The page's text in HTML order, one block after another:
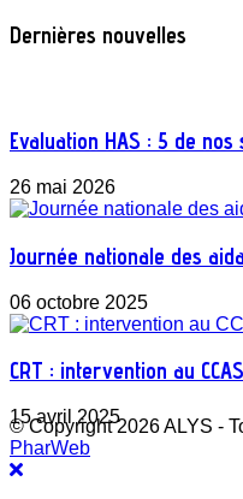
Dernières nouvelles
Evaluation HAS : 5 de
26 mai 2026
Journée nationale des
06 octobre 2025
CRT : intervention au
15 avril 2025
© Copyright 2026 ALYS -
PharWeb